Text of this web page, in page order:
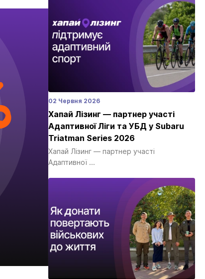
02 Червня 2026
Хапай Лізинг — партнер участі
Адаптивної Ліги та УБД у Subaru
Triatman Series 2026
Хапай Лізинг — партнер участі
Адаптивної ...